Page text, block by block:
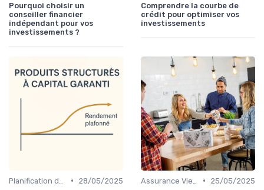
Pourquoi choisir un
conseiller financier
indépendant pour vos
investissements ?
Comprendre la courbe de
crédit pour optimiser vos
investissements
•
28/05/2025
•
25/05/2025